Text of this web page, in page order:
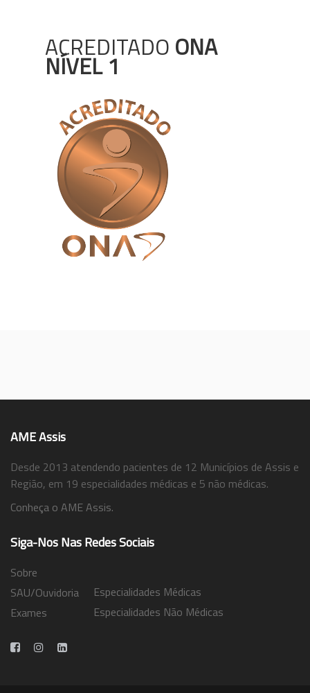
ACREDITADO ONA
NÍVEL 1
AME Assis
Desde 2013 atendendo pacientes de 12 Municípios de Assis e
Região, em 19 especialidades médicas e 5 não médicas.
Conheça o AME Assis.
Siga-Nos Nas Redes Sociais
Sobre
SAU/Ouvidoria
Exames
Especialidades Médicas
Especialidades Não Médicas